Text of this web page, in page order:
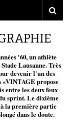
'60, un athlète
Lausanne. Très
devenir l'un des
«VINTAGE propose
entre les deux feux
sprint. Le dixième
à la première partie
dans le doute.